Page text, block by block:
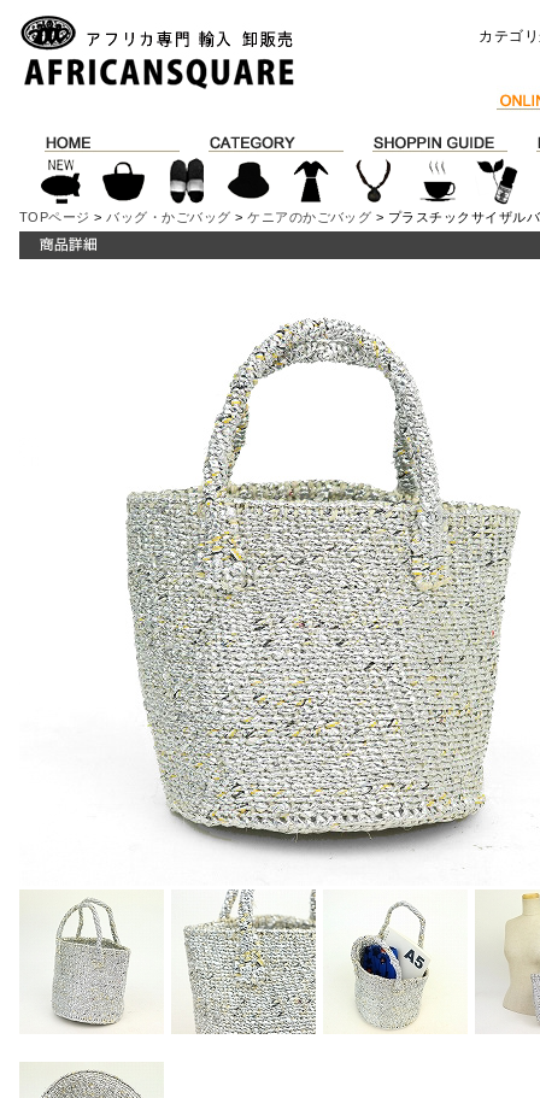
カテゴ
TOPページ > バッグ・かごバッグ >ケニアのかごバッグ > プラスチックサイザル